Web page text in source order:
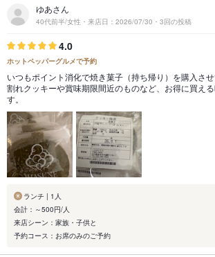
ゆあさん
40代前半/女性・来店日：2026/07/30・3回の投稿
4.0
ホットペッパーグルメで予約
いつもポイント消化で焼き菓子（持ち帰り）を購入させ
割れクッキーや賞味期限間近のものなど、お得に買え
す。
ランチ | 1人
会計：～500円/人
来店シーン：家族・子供と
予約コース：お席のみのご予約